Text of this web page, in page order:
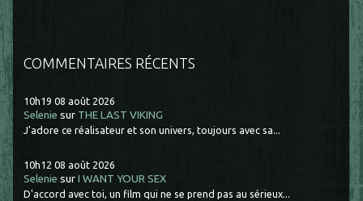
COMMENTAIRES RÉCENTS
10h19 08 août 2026
Selenie sur THE LAST VIKING
J'adore ce réalisateur et son univers, toujours avec sa...
10h12 08 août 2026
Selenie surI WANT YOUR SEX
D'accord avec toi, un film qui ne se prend pas au sérieux...